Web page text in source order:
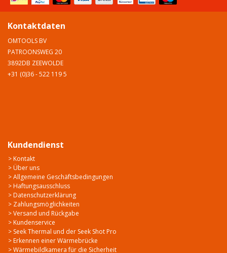
Kontaktdaten
OMTOOLS BV
PATROONSWEG 20
3892DB ZEEWOLDE
+31 (0)36 - 522 119 5
Kundendienst
> Kontakt
> Über uns
> Allgemeine Geschäftsbedingungen
> Haftungsausschluss
> Datenschutzerklärung
> Zahlungsmöglichkeiten
> Versand und Rückgabe
> Kundenservice
> Seek Thermal und der Seek Shot Pro
> Erkennen einer Wärmebrücke
> Wärmebildkamera für die Sicherheit